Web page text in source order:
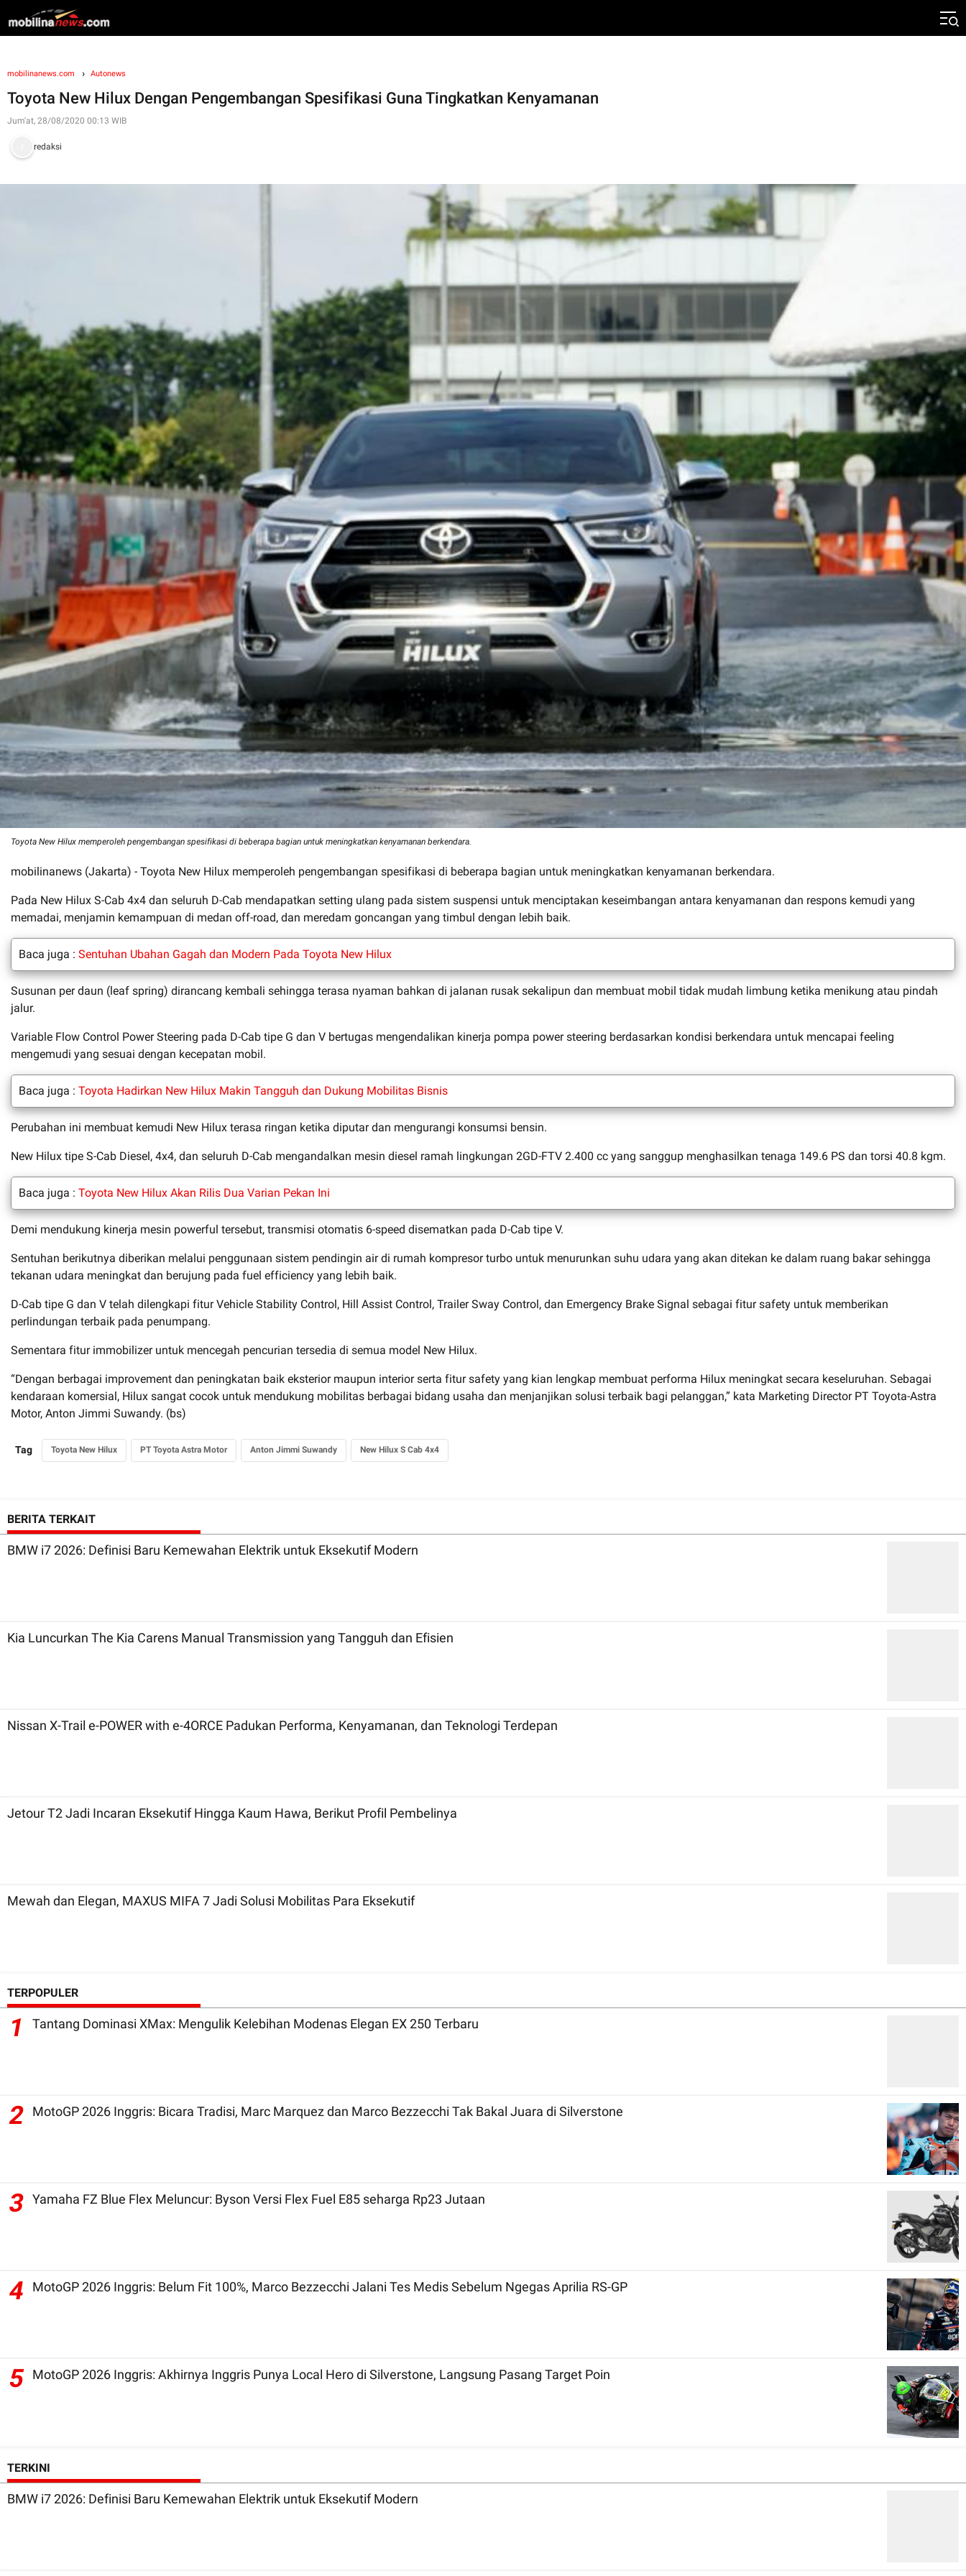
mobilinanews.com Autonews
Toyota New Hilux Dengan Pengembangan Spesifikasi Guna Tingkatkan Kenyamanan
Jum'at, 28/08/2020 00:13 WIB
redaksi
Toyota New Hilux memperoleh pengembangan spesifikasi di beberapa bagian untuk meningkatkan kenyamanan berkendara.
mobilinanews (Jakarta) - Toyota New Hilux memperoleh pengembangan spesifikasi di beberapa bagian untuk meningkatkan kenyamanan berkendara.
Pada New Hilux S-Cab 4x4 dan seluruh D-Cab mendapatkan setting ulang pada sistem suspensi untuk menciptakan keseimbangan antara kenyamanan dan respons kemudi yang
memadai, menjamin kemampuan di medan off-road, dan meredam goncangan yang timbul dengan lebih baik.
Baca juga : Sentuhan Ubahan Gagah dan Modern Pada Toyota New Hilux
Susunan per daun (leaf spring) dirancang kembali sehingga terasa nyaman bahkan di jalanan rusak sekalipun dan membuat mobil tidak mudah limbung ketika menikung atau pindah
jalur.
Variable Flow Control Power Steering pada D-Cab tipe G dan V bertugas mengendalikan kinerja pompa power steering berdasarkan kondisi berkendara untuk mencapai feeling
mengemudi yang sesuai dengan kecepatan mobil.
Baca juga : Toyota Hadirkan New Hilux Makin Tangguh dan Dukung Mobilitas Bisnis
Perubahan ini membuat kemudi New Hilux terasa ringan ketika diputar dan mengurangi konsumsi bensin.
New Hilux tipe S-Cab Diesel, 4x4, dan seluruh D-Cab mengandalkan mesin diesel ramah lingkungan 2GD-FTV 2.400 cc yang sanggup menghasilkan tenaga 149.6 PS dan torsi 40.8 kgm.
Baca juga : Toyota New Hilux Akan Rilis Dua Varian Pekan Ini
Demi mendukung kinerja mesin powerful tersebut, transmisi otomatis 6-speed disematkan pada D-Cab tipe V.
Sentuhan berikutnya diberikan melalui penggunaan sistem pendingin air di rumah kompresor turbo untuk menurunkan suhu udara yang akan ditekan ke dalam ruang bakar sehingga
tekanan udara meningkat dan berujung pada fuel efficiency yang lebih baik.
D-Cab tipe G dan V telah dilengkapi fitur Vehicle Stability Control, Hill Assist Control, Trailer Sway Control, dan Emergency Brake Signal sebagai fitur safety untuk memberikan
perlindungan terbaik pada penumpang.
Sementara fitur immobilizer untuk mencegah pencurian tersedia di semua model New Hilux.
“Dengan berbagai improvement dan peningkatan baik eksterior maupun interior serta fitur safety yang kian lengkap membuat performa Hilux meningkat secara keseluruhan. Sebagai
kendaraan komersial, Hilux sangat cocok untuk mendukung mobilitas berbagai bidang usaha dan menjanjikan solusi terbaik bagi pelanggan,” kata Marketing Director PT Toyota-Astra
Motor, Anton Jimmi Suwandy. (bs)
Tag Toyota New Hilux PT Toyota Astra Motor Anton Jimmi Suwandy New Hilux S Cab 4x4
BERITA TERKAIT
BMW i7 2026: Definisi Baru Kemewahan Elektrik untuk Eksekutif Modern
Kia Luncurkan The Kia Carens Manual Transmission yang Tangguh dan Efisien
Nissan X-Trail e-POWER with e-4ORCE Padukan Performa, Kenyamanan, dan Teknologi Terdepan
Jetour T2 Jadi Incaran Eksekutif Hingga Kaum Hawa, Berikut Profil Pembelinya
Mewah dan Elegan, MAXUS MIFA 7 Jadi Solusi Mobilitas Para Eksekutif
TERPOPULER
1 Tantang Dominasi XMax: Mengulik Kelebihan Modenas Elegan EX 250 Terbaru
2 MotoGP 2026 Inggris: Bicara Tradisi, Marc Marquez dan Marco Bezzecchi Tak Bakal Juara di Silverstone
3 Yamaha FZ Blue Flex Meluncur: Byson Versi Flex Fuel E85 seharga Rp23 Jutaan
4 MotoGP 2026 Inggris: Belum Fit 100%, Marco Bezzecchi Jalani Tes Medis Sebelum Ngegas Aprilia RS-GP
5 MotoGP 2026 Inggris: Akhirnya Inggris Punya Local Hero di Silverstone, Langsung Pasang Target Poin
TERKINI
BMW i7 2026: Definisi Baru Kemewahan Elektrik untuk Eksekutif Modern